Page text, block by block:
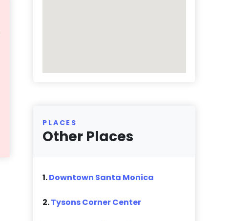
PLACES
Other Places
1.Downtown Santa Monica
2.Tysons Corner Center